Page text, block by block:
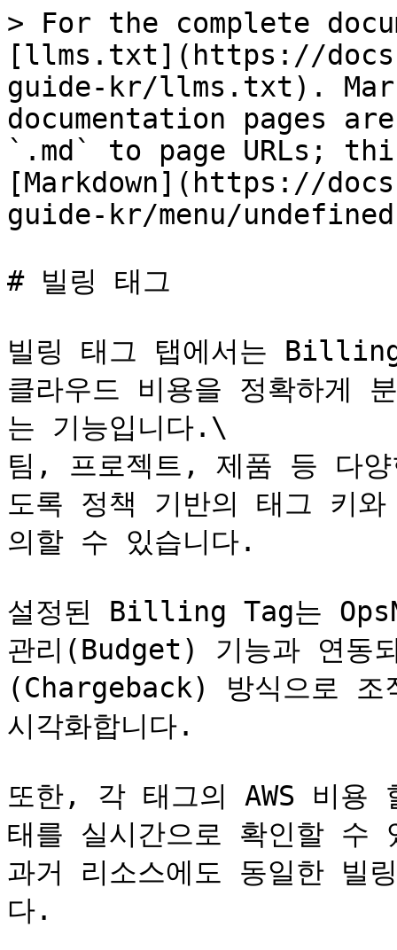
> For the complete
[llms.txt](https://
guide-kr/llms.txt).
documentation pages
`.md` to page URLs;
[Markdown](https://
guide-kr/menu/
# 빌링 태그
빌링 태그 탭에서는
클라우드 비용을 정확하게
는 기능입니다.\
팀, 프로젝트, 제품 등 다
도록 정책 기반의 태그 키
의할 수 있습니다.
설정된 Billing Tag는
관리(Budget) 기능과 연동
(Chargeback) 방식으로 조
시각화합니다.
또한, 각 태그의 AWS 비
태를 실시간으로 확인할
과거 리소스에도 동일한 빌
다.